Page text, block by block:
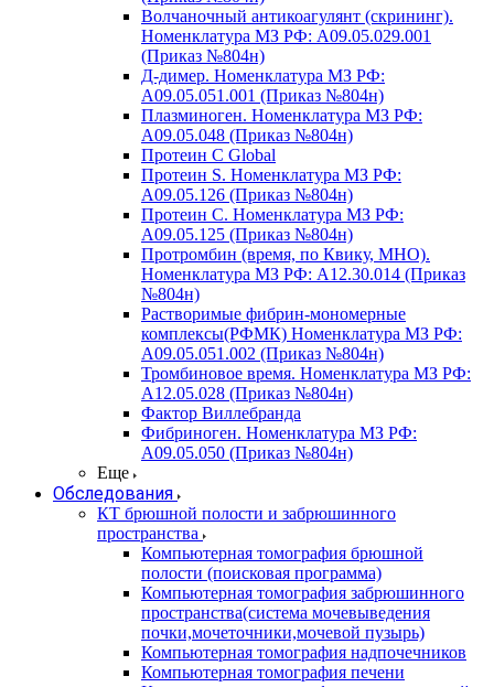
Волчаночный антикоагулянт (скрининг).
Номенклатура МЗ РФ: A09.05.029.001
(Приказ №804н)
Д-димер. Номенклатура МЗ РФ:
A09.05.051.001 (Приказ №804н)
Плазминоген. Номенклатура МЗ РФ:
A09.05.048 (Приказ №804н)
Протеин C Global
Протеин S. Номенклатура МЗ РФ:
A09.05.126 (Приказ №804н)
Протеин С. Номенклатура МЗ РФ:
A09.05.125 (Приказ №804н)
Протромбин (время, по Квику, МНО).
Номенклатура МЗ РФ: A12.30.014 (Приказ
№804н)
Растворимые фибрин-мономерные
комплексы(РФМК) Номенклатура МЗ РФ:
A09.05.051.002 (Приказ №804н)
Тромбиновое время. Номенклатура МЗ РФ:
A12.05.028 (Приказ №804н)
Фактор Виллебранда
Фибриноген. Номенклатура МЗ РФ:
A09.05.050 (Приказ №804н)
Еще
Обследования
КТ брюшной полости и забрюшинного
пространства
Компьютерная томография брюшной
полости (поисковая программа)
Компьютерная томография забрюшинного
пространства(система мочевыведения
почки,мочеточники,мочевой пузырь)
Компьютерная томография надпочечников
Компьютерная томография печени